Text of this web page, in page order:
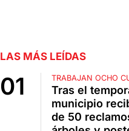
LAS MÁS LEÍDAS
TRABAJAN OCHO
Tras el
municipio
de 50